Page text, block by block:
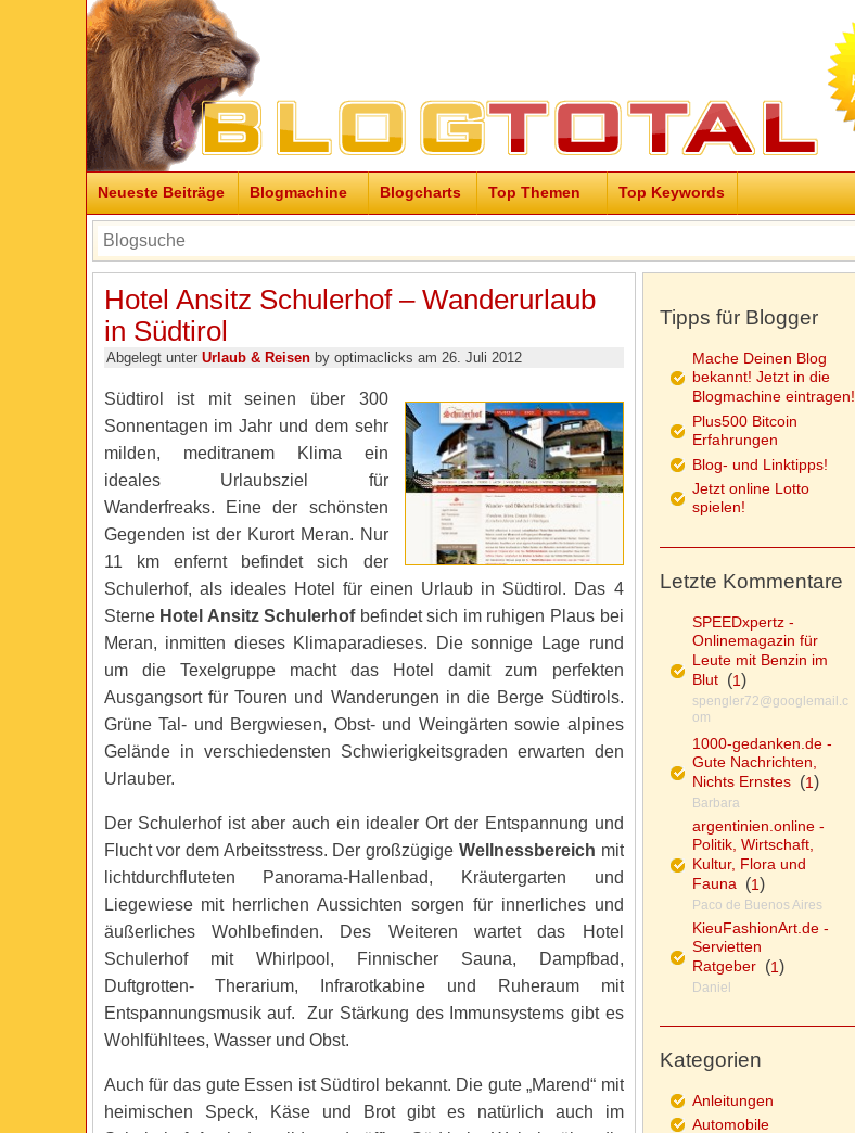
Neueste Beiträge Blogmachine Blogcharts Top Themen Top Keywords
Hotel Ansitz Schulerhof – Wanderurlaub
in Südtirol
Abgelegt unter Urlaub & Reisenby optimaclicks am 26. Juli 2012
Südtirol ist mit seinen über 300
Sonnentagen im Jahr und dem sehr
milden, meditranem Klima ein
ideales Urlaubsziel für
Wanderfreaks. Eine der schönsten
Gegenden ist der Kurort Meran. Nur
11 km enfernt befindet sich der
Schulerhof, als ideales Hotel für einen Urlaub in Südtirol. Das 4
Sterne Hotel Ansitz Schulerhofbefindet sich im ruhigen Plaus bei
Meran, inmitten dieses Klimaparadieses. Die sonnige Lage rund
um die Texelgruppe macht das Hotel damit zum perfekten
Ausgangsort für Touren und Wanderungen in die Berge Südtirols.
Grüne Tal- und Bergwiesen, Obst- und Weingärten sowie alpines
Gelände in verschiedensten Schwierigkeitsgraden erwarten den
Urlauber.
Der Schulerhof ist aber auch ein idealer Ort der Entspannung und
Flucht vor dem Arbeitsstress. Der großzügige Wellnessbereich mit
lichtdurchfluteten Panorama-Hallenbad, Kräutergarten und
Liegewiese mit herrlichen Aussichten sorgen für innerliches und
äußerliches Wohlbefinden. Des Weiteren wartet das Hotel
Schulerhof mit Whirlpool, Finnischer Sauna, Dampfbad,
Duftgrotten- Therarium, Infrarotkabine und Ruheraum mit
Entspannungsmusik auf. Zur Stärkung des Immunsystems gibt es
Wohlfühltees, Wasser und Obst.
Auch für das gute Essen ist Südtirol bekannt. Die gute „Marend“ mit
heimischen Speck, Käse und Brot gibt es natürlich auch im
Tipps für Blogger
Mache Deinen Blog
bekannt! Jetzt in die
Blogmachine eintragen!
Plus500 Bitcoin
Erfahrungen
Blog- und Linktipps!
Jetzt online Lotto
spielen!
Letzte Kommentare
SPEEDxpertz -
Onlinemagazin für
Leute mit Benzin im
Blut(1)
spengler72@googlemail.c
om
1000-gedanken.de -
Gute Nachrichten,
Nichts Ernstes(1)
Barbara
argentinien.online -
Politik, Wirtschaft,
Kultur, Flora und
Fauna(1)
Paco de Buenos Aires
KieuFashionArt.de -
Servietten
Ratgeber(1)
Daniel
Kategorien
Anleitungen
Automobile